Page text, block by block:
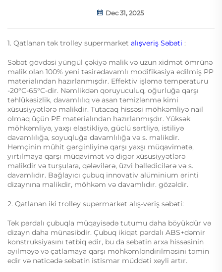
Dec 31, 2025
1. Qatlanan tək trolley supermarket alışveriş Səbəti :
Səbət gövdəsi yüngül çəkiyə malik və uzun xidmət ömrünə
malik olan 100% yeni təsirədavamlı modifikasiya edilmiş PP
materialından hazırlanmışdır. Effektiv işləmə temperaturu
-20°C-65°C-dir. Nəmlikdən qoruyuculuq, oğurluğa qarşı
təhlükəsizlik, davamlılıq və asan təmizlənmə kimi
xüsusiyyətlərə malikdir. Tutacaq hissəsi möhkəmliyə nail
olmaq üçün PE materialından hazırlanmışdır. Yüksək
möhkəmliyə, yaxşı elastikliyə, güclü sərtliyə, istiliyə
davamlılığa, soyuqluğa davamlılığa və s. malikdir.
Həmçinin mühit gərginliyinə qarşı yaxşı müqavimətə,
yırtılmaya qarşı müqavimət və digər xüsusiyyətlərə
malikdir və turşulara, qələvilərə, üzvi həlledicilərə və s.
davamlıdır. Bağlayıcı çubuq innovativ alüminium ərinti
dizaynına malikdir, möhkəm və davamlıdır. gözəldir.
2. Qatlanan iki trolley supermarket alış-veriş səbəti:
Tək pərdalı çubuqla müqayisədə tutumu daha böyükdür və
dizayn daha münasibdir. Çubuq ikiqat pərdalı ABS+dəmir
konstruksiyasını tətbiq edir, bu da sebətin arxa hissəsinin
əyilməyə və çatlamaya qarşı möhkəmləndirilməsini təmin
edir və nəticədə sebətin istismar müddəti xeyli artır.